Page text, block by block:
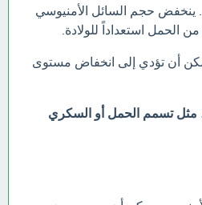
من الحمل. ينخفض حجم السائل الأمنيوسي
الحمل استعداداً للولادة.
أن تؤدي إلى انخفاض مستوى
مثل تسمم الحمل أو السكري